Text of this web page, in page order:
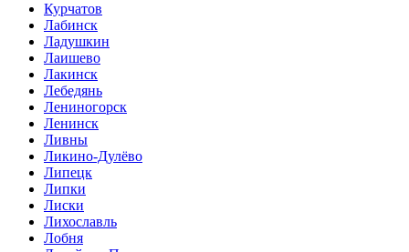
Курчатов
Лабинск
Ладушкин
Лаишево
Лакинск
Лебедянь
Лениногорск
Ленинск
Ливны
Ликино-Дулёво
Липецк
Липки
Лиски
Лихославль
Лобня